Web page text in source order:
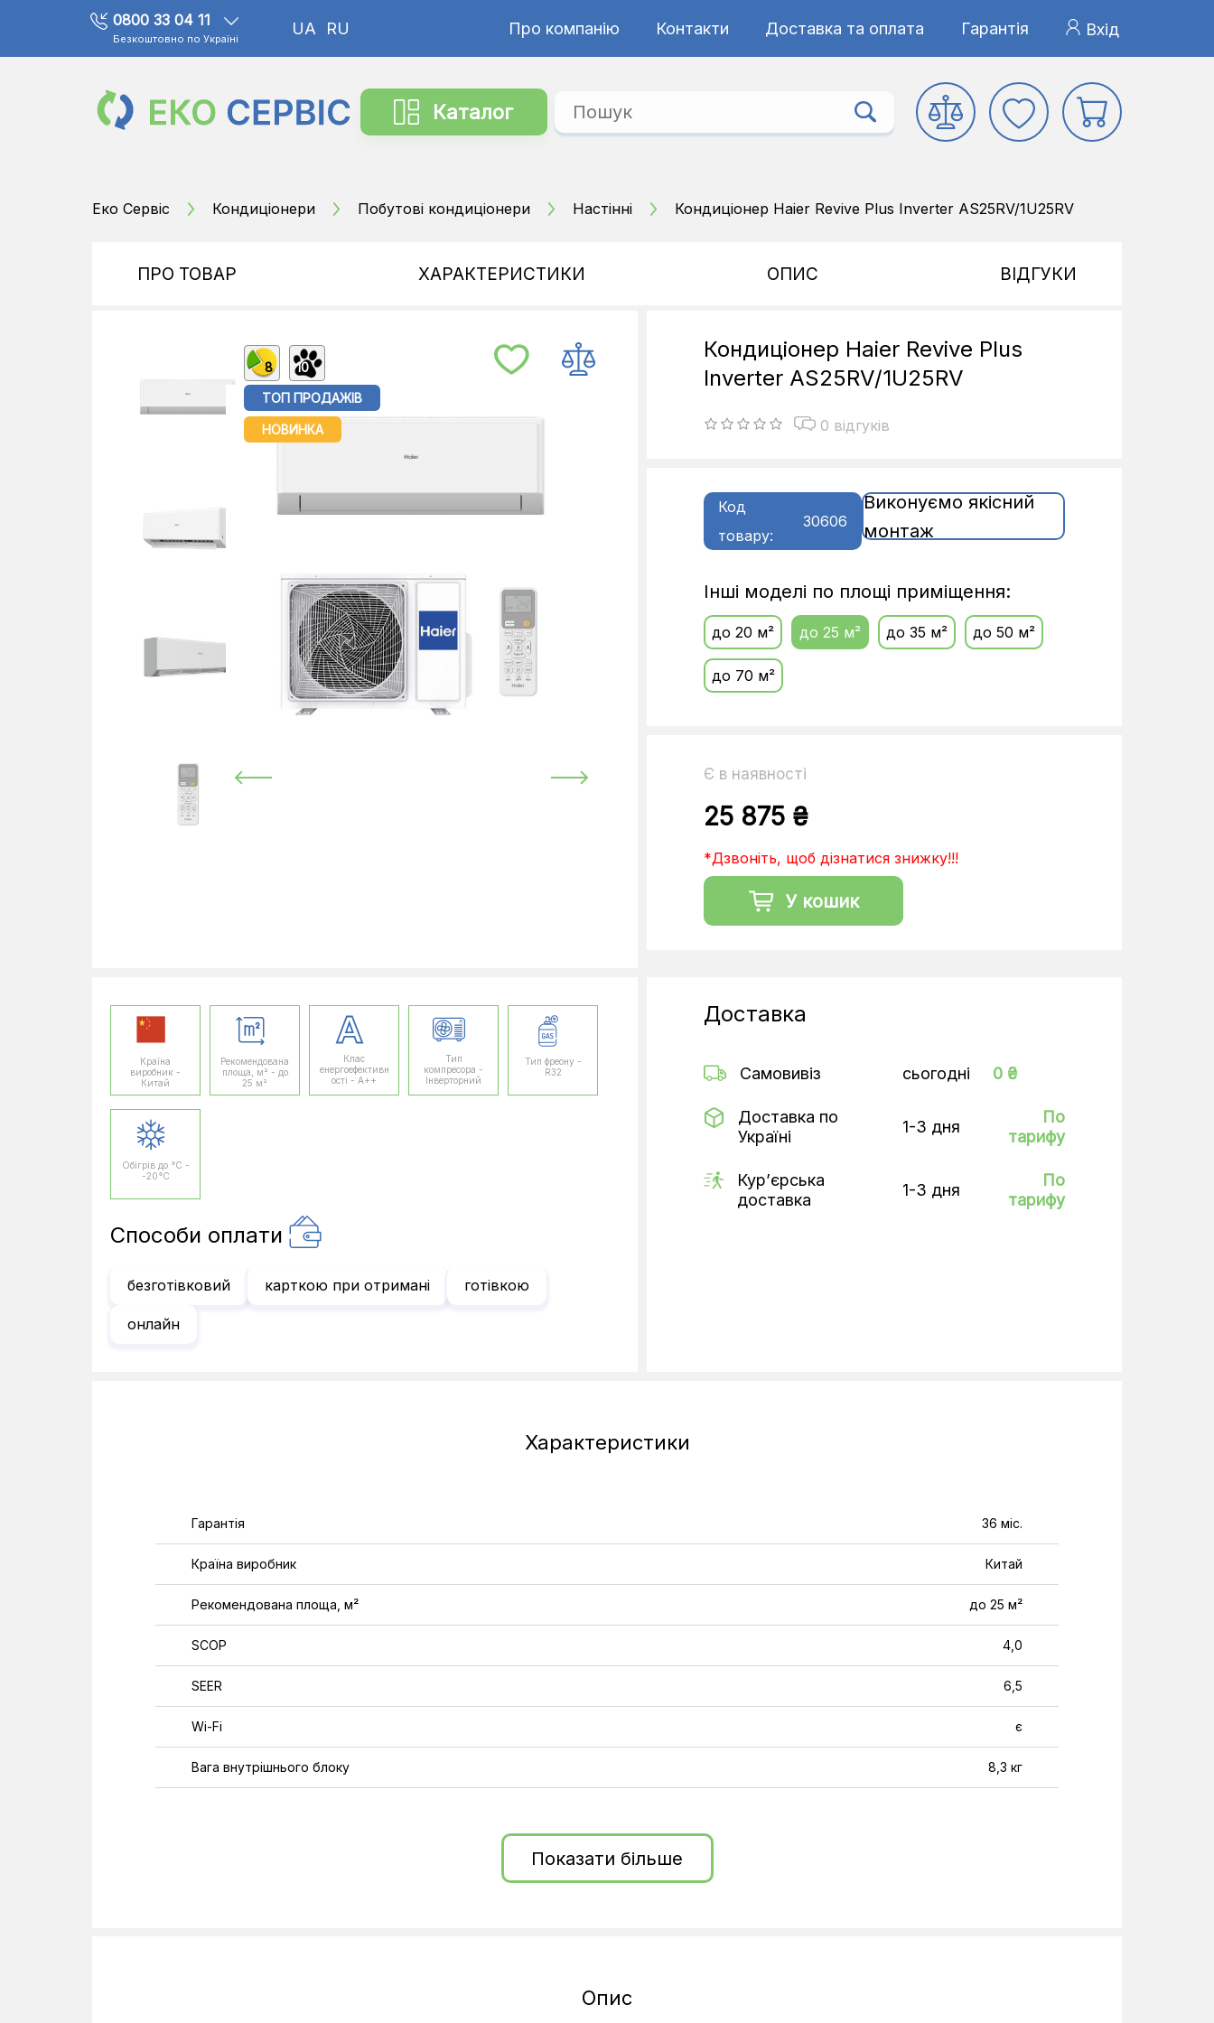
0800 33 04 11
Безкоштовно по Україні
UA RU Про компанію Контакти Доставка та оплата Гарантія Вхід
Каталог
Еко Сервіс Кондиціонери Побутові кондиціонери Настінні Кондиціонер Haier Revive Plus Inverter AS25RV/1U25RV
ПРО ТОВАР ХАРАКТЕРИСТИКИ ОПИС ВІДГУКИ
8
10
ТОП ПРОДАЖІВ
НОВИНКА
Країна
виробник -
Китай
Рекомендована
площа, м² - до
25 м²
Клас
енергоефективн
ості - A++
Тип
компресора -
Інверторний
Тип фреону -
R32
Обігрів до °C -
-20°C
Способи оплати
безготівковий карткою при отримані готівкою
онлайн
Кондиціонер Haier Revive Plus
Inverter AS25RV/1U25RV
0 відгуків
Код
товару:
30606
Виконуємо якісний
монтаж
Інші моделі по площі приміщення:
до 20 м² до 25 м² до 35 м² до 50 м²
до 70 м²
Є в наявності
25 875 ₴
*Дзвоніть, щоб дізнатися знижку!!!
У кошик
Доставка
Самовивіз сьогодні 0 ₴
Доставка по
Україні
1-3 дня
По
тарифу
Кур’єрська
доставка
1-3 дня
По
тарифу
Характеристики
Гарантія 36 міс.
Країна виробник Китай
Рекомендована площа, м² до 25 м²
SCOP 4,0
SEER 6,5
Wi-Fi є
Вага внутрішнього блоку 8,3 кг
Показати більше
Опис